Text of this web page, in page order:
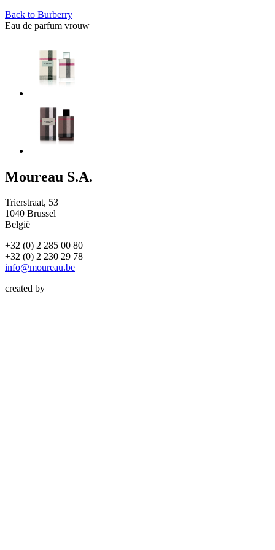
Back to Burberry
Eau de parfum vrouw
Moureau S.A.
Trierstraat, 53
1040 Brussel
België
+32 (0) 2 285 00 80
+32 (0) 2 230 29 78
info@moureau.be
created by